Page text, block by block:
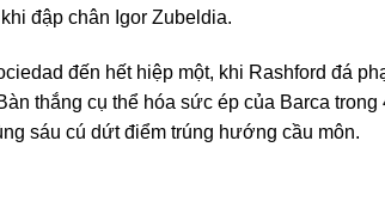
đập chân Igor Zubeldia.
đến hết hiệp một, khi Rashford đá
thắng cụ thể hóa sức ép của Barca
sáu cú dứt điểm trúng hướng cầu môn.